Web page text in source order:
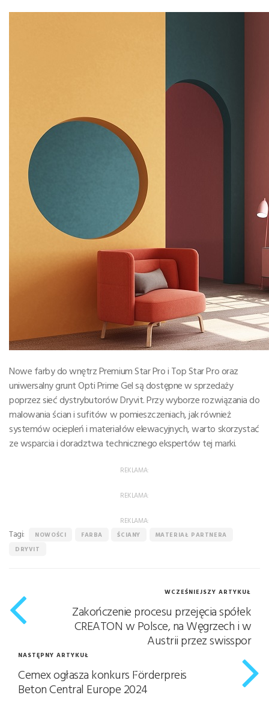
Nowe farby do wnętrz Premium Star Pro i Top Star Pro oraz
uniwersalny grunt Opti Prime Gel są dostępne w sprzedaży
poprzez sieć dystrybutorów Dryvit. Przy wyborze rozwiązania do
malowania ścian i sufitów w pomieszczeniach, jak również
systemów ociepleń i materiałów elewacyjnych, warto skorzystać
ze wsparcia i doradztwa technicznego ekspertów tej marki.
REKLAMA:
REKLAMA:
REKLAMA:
Tagi: NOWOŚCI FARBA ŚCIANY
MATERIAŁ PARTNERA
DRYVIT
WCZEŚNIEJSZY ARTYKUŁ
Zakończenie procesu przejęcia spółek
CREATON w Polsce, na Węgrzech i w
Austrii przez swisspor
NASTĘPNY ARTYKUŁ
Cemex ogłasza konkurs Förderpreis
Beton Central Europe 2024